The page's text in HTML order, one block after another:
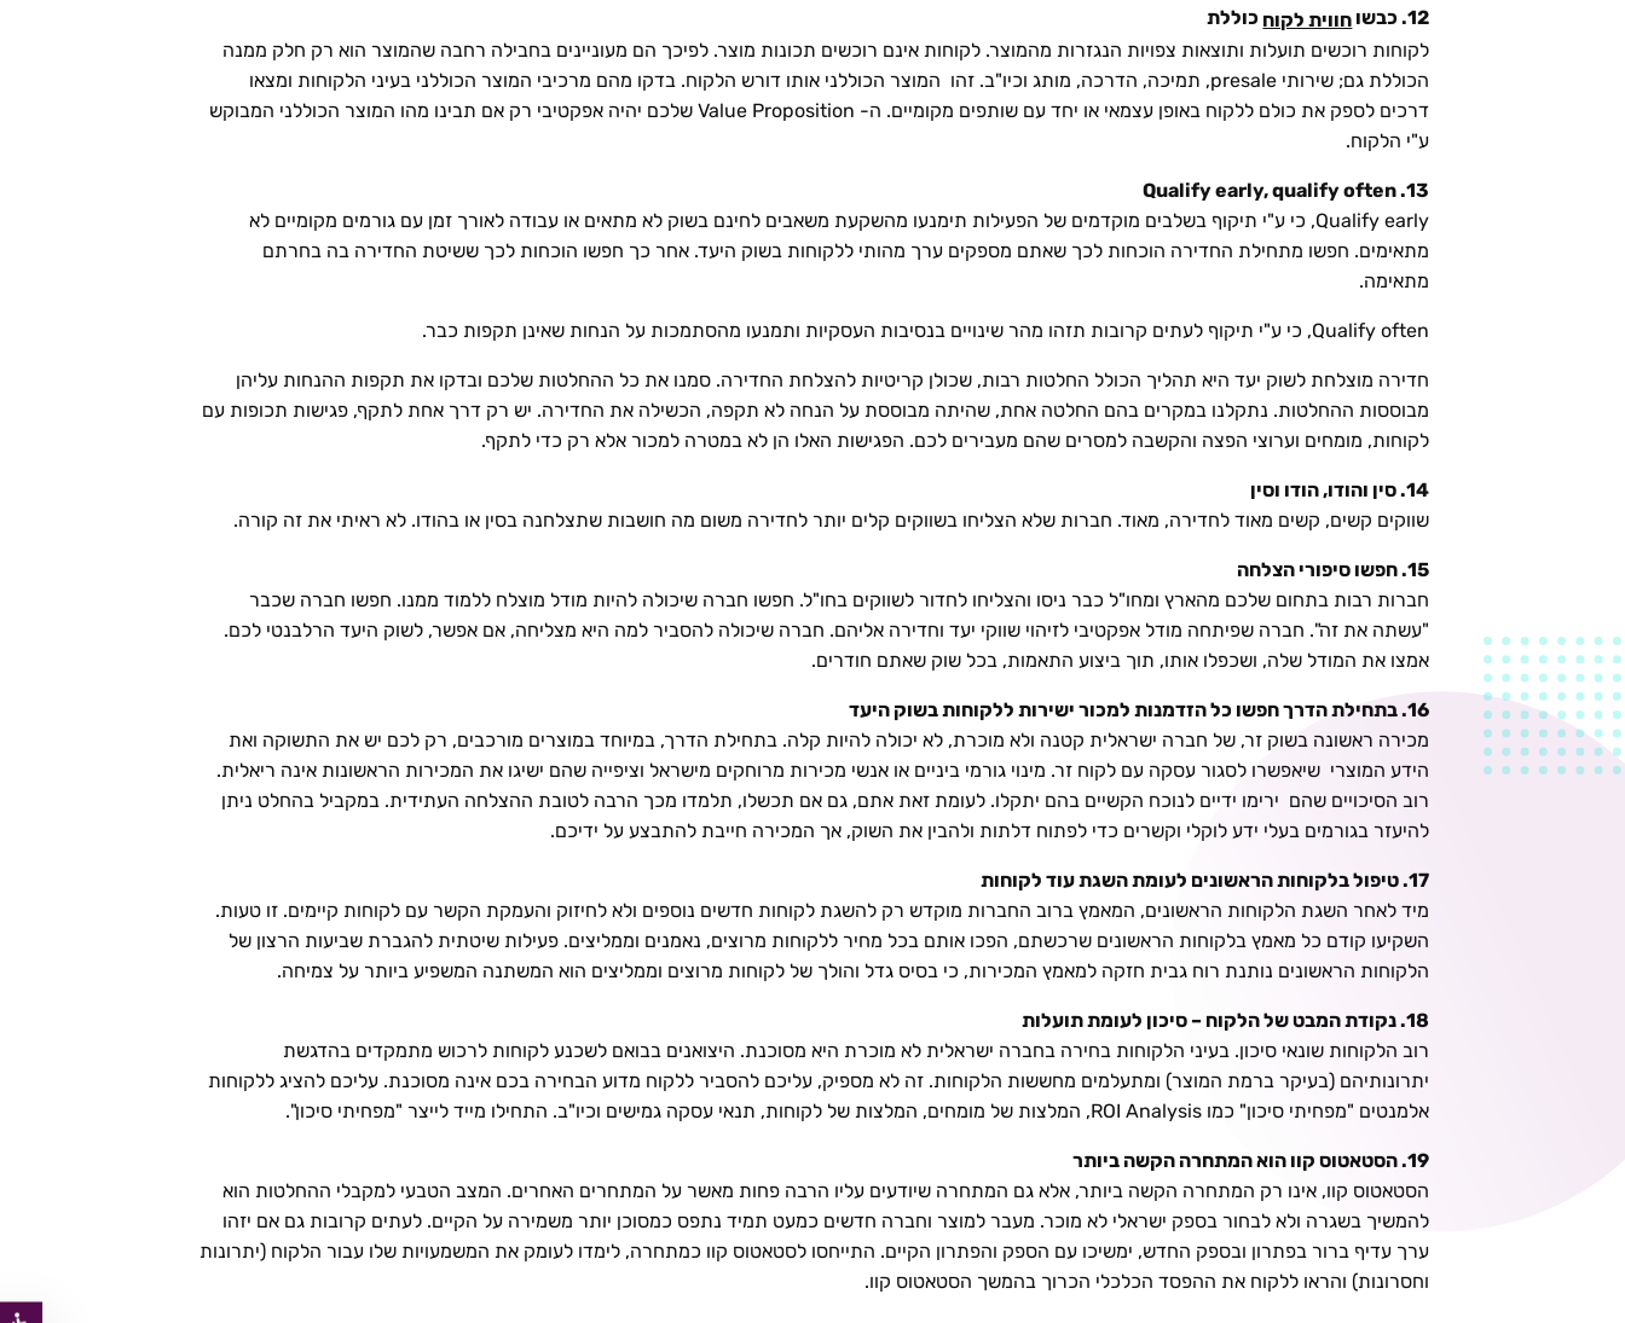
12. כבשו חווית לקוח כוללת
לקוחות רוכשים תועלות ותוצאות צפויות הנגזרות מהמוצר. לקוחות אינם רוכשים תכונות מוצר. לפיכך הם מעוניינים בחבילה רחבה שהמוצר הוא רק חלק ממנה
הכוללת גם; שירותי presale, תמיכה, הדרכה, מותג וכיו"ב. זהו המוצר הכוללני אותו דורש הלקוח. בדקו מהם מרכיבי המוצר הכוללני בעיני הלקוחות ומצאו
דרכים לספק את כולם ללקוח באופן עצמאי או יחד עם שותפים מקומיים. ה- Value Proposition שלכם יהיה אפקטיבי רק אם תבינו מהו המוצר הכוללני המבוקש
ע"י הלקוח.
13. Qualify early, qualify often
Qualify early, כי ע"י תיקוף בשלבים מוקדמים של הפעילות תימנעו מהשקעת משאבים לחינם בשוק לא מתאים או עבודה לאורך זמן עם גורמים מקומיים לא
מתאימים. חפשו מתחילת החדירה הוכחות לכך שאתם מספקים ערך מהותי ללקוחות בשוק היעד. אחר כך חפשו הוכחות לכך ששיטת החדירה בה בחרתם
מתאימה.
Qualify often, כי ע"י תיקוף לעתים קרובות תזהו מהר שינויים בנסיבות העסקיות ותמנעו מהסתמכות על הנחות שאינן תקפות כבר.
חדירה מוצלחת לשוק יעד היא תהליך הכולל החלטות רבות, שכולן קריטיות להצלחת החדירה. סמנו את כל ההחלטות שלכם ובדקו את תקפות ההנחות עליהן
מבוססות ההחלטות. נתקלנו במקרים בהם החלטה אחת, שהיתה מבוססת על הנחה לא תקפה, הכשילה את החדירה. יש רק דרך אחת לתקף, פגישות תכופות עם
לקוחות, מומחים וערוצי הפצה והקשבה למסרים שהם מעבירים לכם. הפגישות האלו הן לא במטרה למכור אלא רק כדי לתקף.
14. סין והודו, הודו וסין
שווקים קשים, קשים מאוד לחדירה, מאוד. חברות שלא הצליחו בשווקים קלים יותר לחדירה משום מה חושבות שתצלחנה בסין או בהודו. לא ראיתי את זה קורה.
15. חפשו סיפורי הצלחה
חברות רבות בתחום שלכם מהארץ ומחו"ל כבר ניסו והצליחו לחדור לשווקים בחו"ל. חפשו חברה שיכולה להיות מודל מוצלח ללמוד ממנו. חפשו חברה שכבר
"עשתה את זה". חברה שפיתחה מודל אפקטיבי לזיהוי שווקי יעד וחדירה אליהם. חברה שיכולה להסביר למה היא מצליחה, אם אפשר, לשוק היעד הרלבנטי לכם.
אמצו את המודל שלה, ושכפלו אותו, תוך ביצוע התאמות, בכל שוק שאתם חודרים.
16. בתחילת הדרך חפשו כל הזדמנות למכור ישירות ללקוחות בשוק היעד
מכירה ראשונה בשוק זר, של חברה ישראלית קטנה ולא מוכרת, לא יכולה להיות קלה. בתחילת הדרך, במיוחד במוצרים מורכבים, רק לכם יש את התשוקה ואת
הידע המוצרי שיאפשרו לסגור עסקה עם לקוח זר. מינוי גורמי ביניים או אנשי מכירות מרוחקים מישראל וציפייה שהם ישיגו את המכירות הראשונות אינה ריאלית.
רוב הסיכויים שהם ירימו ידיים לנוכח הקשיים בהם יתקלו. לעומת זאת אתם, גם אם תכשלו, תלמדו מכך הרבה לטובת ההצלחה העתידית. במקביל בהחלט ניתן
להיעזר בגורמים בעלי ידע לוקלי וקשרים כדי לפתוח דלתות ולהבין את השוק, אך המכירה חייבת להתבצע על ידיכם.
17. טיפול בלקוחות הראשונים לעומת השגת עוד לקוחות
מיד לאחר השגת הלקוחות הראשונים, המאמץ ברוב החברות מוקדש רק להשגת לקוחות חדשים נוספים ולא לחיזוק והעמקת הקשר עם לקוחות קיימים. זו טעות.
השקיעו קודם כל מאמץ בלקוחות הראשונים שרכשתם, הפכו אותם בכל מחיר ללקוחות מרוצים, נאמנים וממליצים. פעילות שיטתית להגברת שביעות הרצון של
הלקוחות הראשונים נותנת רוח גבית חזקה למאמץ המכירות, כי בסיס גדל והולך של לקוחות מרוצים וממליצים הוא המשתנה המשפיע ביותר על צמיחה.
18. נקודת המבט של הלקוח – סיכון לעומת תועלות
רוב הלקוחות שונאי סיכון. בעיני הלקוחות בחירה בחברה ישראלית לא מוכרת היא מסוכנת. היצואנים בבואם לשכנע לקוחות לרכוש מתמקדים בהדגשת
יתרונותיהם (בעיקר ברמת המוצר) ומתעלמים מחששות הלקוחות. זה לא מספיק, עליכם להסביר ללקוח מדוע הבחירה בכם אינה מסוכנת. עליכם להציג ללקוחות
אלמנטים "מפחיתי סיכון" כמו ROI Analysis, המלצות של מומחים, המלצות של לקוחות, תנאי עסקה גמישים וכיו"ב. התחילו מייד לייצר "מפחיתי סיכון".
19. הסטאטוס קוו הוא המתחרה הקשה ביותר
הסטאטוס קוו, אינו רק המתחרה הקשה ביותר, אלא גם המתחרה שיודעים עליו הרבה פחות מאשר על המתחרים האחרים. המצב הטבעי למקבלי ההחלטות הוא
להמשיך בשגרה ולא לבחור בספק ישראלי לא מוכר. מעבר למוצר וחברה חדשים כמעט תמיד נתפס כמסוכן יותר משמירה על הקיים. לעתים קרובות גם אם יזהו
ערך עדיף ברור בפתרון ובספק החדש, ימשיכו עם הספק והפתרון הקיים. התייחסו לסטאטוס קוו כמתחרה, לימדו לעומק את המשמעויות שלו עבור הלקוח (יתרונות
וחסרונות) והראו ללקוח את ההפסד הכלכלי הכרוך בהמשך הסטאטוס קוו.